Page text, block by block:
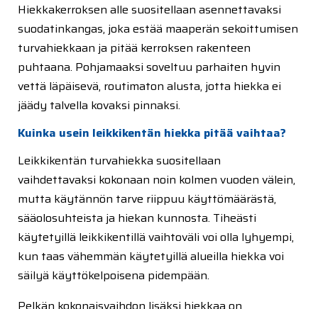
Hiekkakerroksen alle suositellaan asennettavaksi
suodatinkangas, joka estää maaperän sekoittumisen
turvahiekkaan ja pitää kerroksen rakenteen
puhtaana. Pohjamaaksi soveltuu parhaiten hyvin
vettä läpäisevä, routimaton alusta, jotta hiekka ei
jäädy talvella kovaksi pinnaksi.
Kuinka usein leikkikentän hiekka pitää vaihtaa?
Leikkikentän turvahiekka suositellaan
vaihdettavaksi kokonaan noin kolmen vuoden välein,
mutta käytännön tarve riippuu käyttömäärästä,
sääolosuhteista ja hiekan kunnosta. Tiheästi
käytetyillä leikkikentillä vaihtoväli voi olla lyhyempi,
kun taas vähemmän käytetyillä alueilla hiekka voi
säilyä käyttökelpoisena pidempään.